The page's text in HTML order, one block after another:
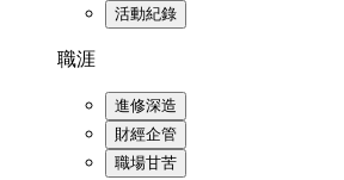
活動紀錄
職涯
進修深造
財經企管
職場甘苦